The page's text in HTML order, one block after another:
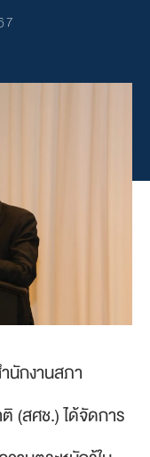
นักงานสภา
(สศช.) ได้จัดการ